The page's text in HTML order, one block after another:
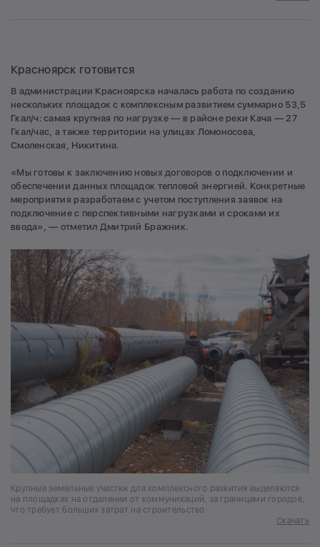
Красноярск готовится
В администрации Красноярска началась работа по созданию
нескольких площадок с комплексным развитием суммарно 53,5
Гкал/ч: самая крупная по нагрузке — в районе реки Кача — 27
Гкал/час, а также территории на улицах Ломоносова,
Смоленская, Никитина.
«Мы готовы к заключению новых договоров о подключении и
обеспечении данных площадок тепловой энергией. Конкретные
мероприятия разработаем с учетом поступления заявок на
подключение с перспективными нагрузками и сроками их
ввода», — отметил Дмитрий Бражник.
Крупные земельные участки для комплексного развития выделяются
на площадках на отдалении от коммуникаций, за границами городов,
что требует больших затрат на строительство
Скачать